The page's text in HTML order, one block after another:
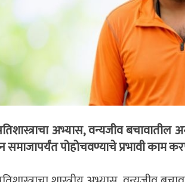
अभ्यास, वन्यजीव
समाजापर्यंत पोहोचवण्याचे प्रभावी काम